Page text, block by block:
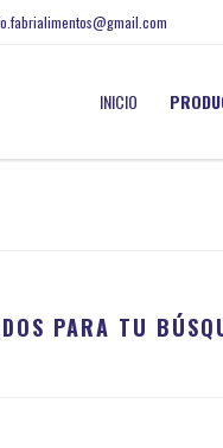
INICIO
PARA TU